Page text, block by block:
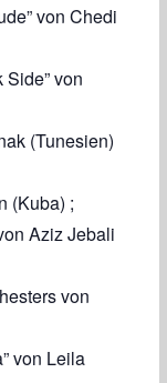
von Chedi
von
(Tunesien)
(Kuba) ;
Aziz Jebali
von
von Leila